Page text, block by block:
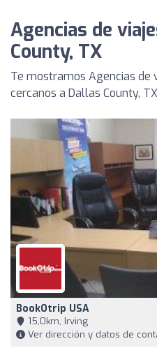
Agencias de
County, TX
Te mostramos Agencias de
cercanos a Dallas County,
BookOtrip USA
15,0km, Irving
Ver dirección y datos de